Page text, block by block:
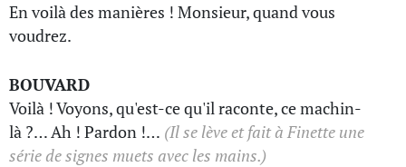
En voilà des manières ! Monsieur, quand vous
voudrez.
BOUVARD
Voilà ! Voyons, qu'est-ce qu'il raconte, ce machin-
là ?… Ah ! Pardon !… (Il se lève et fait à Finette une
série de signes muets avec les mains.)